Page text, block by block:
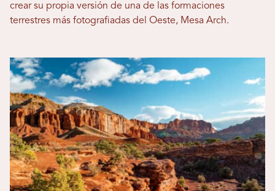
crear su propia versión de una de las formaciones
terrestres más fotografiadas del Oeste, Mesa Arch.